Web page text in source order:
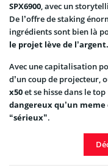
SPX6900, avec un
De l’offre de staking
ingrédients sont bien là
le projet lève de
Avec une capitalisation
d’un coup de projecteur,
x50et se hisse dans le
dangereux qu’un
“sérieux”.